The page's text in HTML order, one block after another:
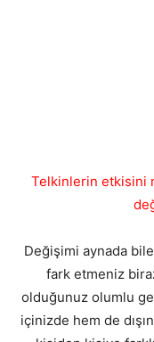
Telkinlerin etkisini
Değişimi aynada
fark etmeniz
olduğunuz olumlu
içinizde hem de